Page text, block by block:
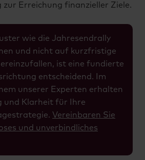
zur Erreichung finanzieller Ziele.
wie die Jahresendrally
und nicht auf kurzfristige
ist eine fundierte
entscheidend. Im
unserer Experten erhalten
und Klarheit für Ihre
Vereinbaren Sie
und unverbindliches